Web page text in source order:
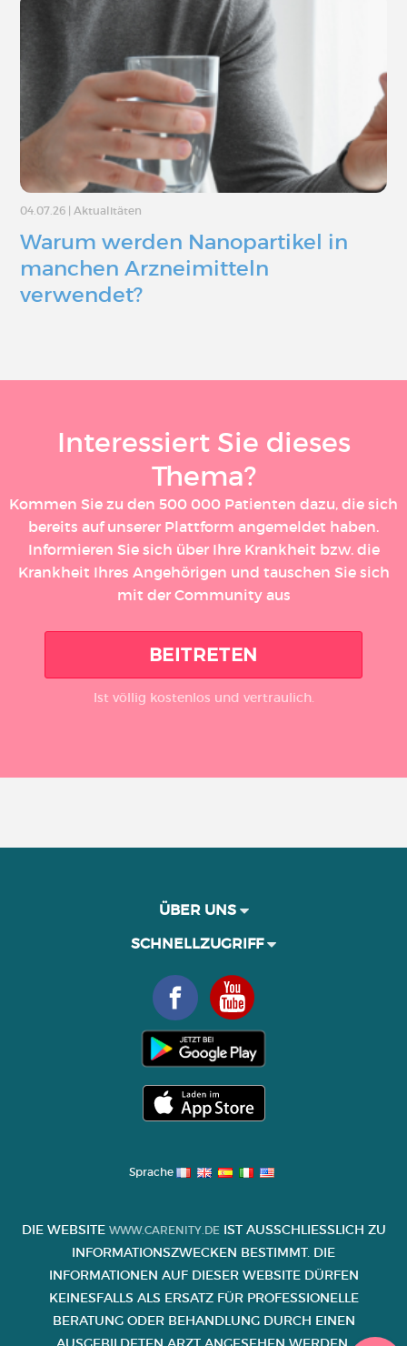
04.07.26 Aktualitäten
Warum werden Nanopartikel in
manchen Arzneimitteln
verwendet?
Interessiert Sie dieses
Thema?
Kommen Sie zu den 500 000 Patienten dazu, die sich
bereits auf unserer Plattform angemeldet haben.
Informieren Sie sich über Ihre Krankheit bzw. die
Krankheit Ihres Angehörigen und tauschen Sie sich
mit der Community aus
BEITRETEN
Ist völlig kostenlos und vertraulich.
ÜBER UNS
SCHNELLZUGRIFF
Sprache
DIE WEBSITE WWW.CARENITY.DEIST AUSSCHLIESSLICH ZU I
NFORMATIONSZWECKEN BESTIMMT. DIE I
NFORMATIONEN AUF DIESER WEBSITE DÜRFEN K
EINESFALLS ALS ERSATZ FÜR PROFESSIONELLE B
ERATUNG ODER BEHANDLUNG DURCH EINEN A